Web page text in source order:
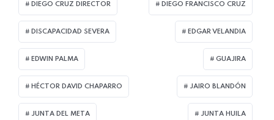
DIEGO CRUZ DIRECTOR DIEGO FRANCISCO CRUZ
DISCAPACIDAD SEVERA EDGAR VELANDIA
EDWIN PALMA GUAJIRA
HÉCTOR DAVID CHAPARRO JAIRO BLANDÓN
JUNTA DEL META JUNTA HUILA